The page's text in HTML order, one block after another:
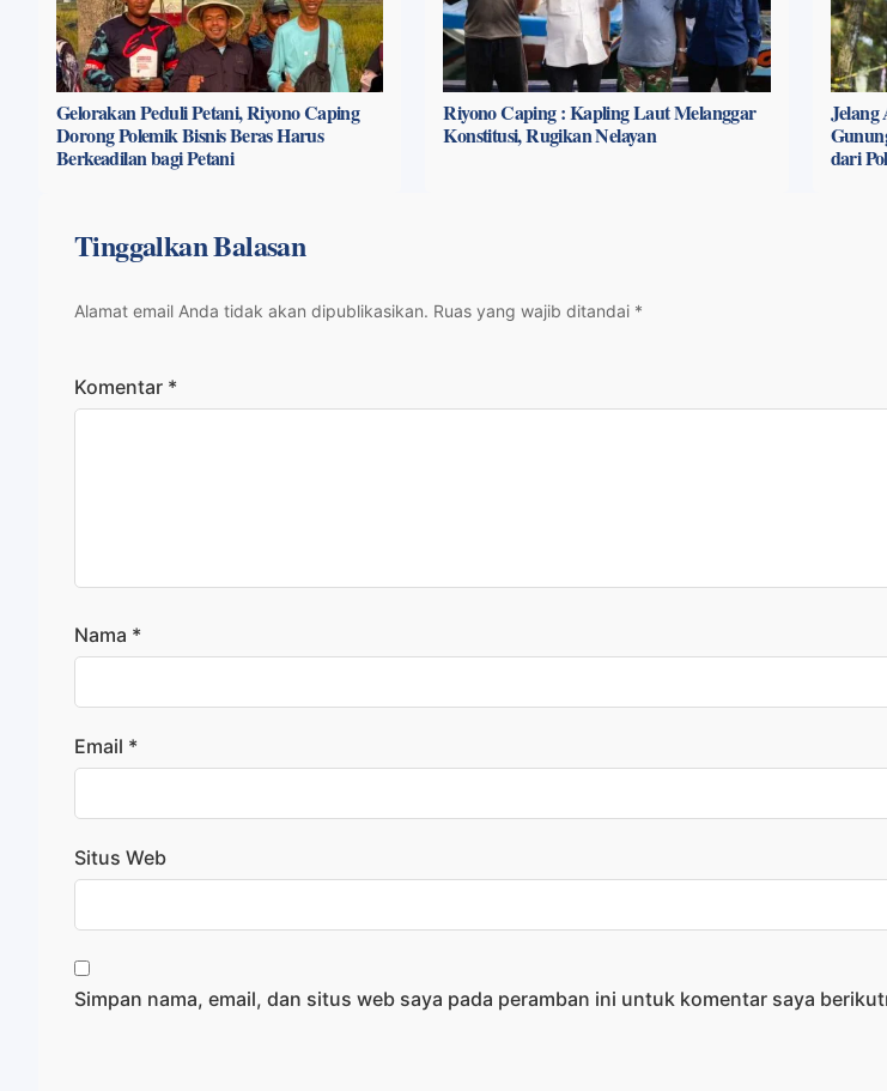
Gelorakan Peduli Petani, Riyono Caping
Dorong Polemik Bisnis Beras Harus
Berkeadilan bagi Petani
Riyono Caping : Kapling Laut Melanggar
Konstitusi, Rugikan Nelayan
Jelang
dari
Tinggalkan Balasan
Alamat email Anda tidak akan dipublikasikan. Ruas yang wajib ditandai *
Komentar *
Nama *
Email *
Situs Web
Simpan nama, email, dan situs web saya pada peramban ini untuk komentar saya